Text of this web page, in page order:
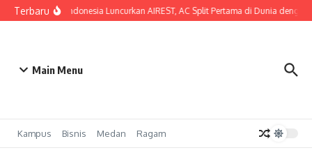
Lewati ke konten
TerbaruSHARP Indonesia Luncurkan AIREST, AC Split Pertama di Dunia dengan
Main Menu
Kampus Bisnis Medan Ragam